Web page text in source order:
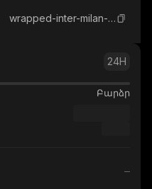
wrapped-inter-milan-kayen
24H
Բարձր